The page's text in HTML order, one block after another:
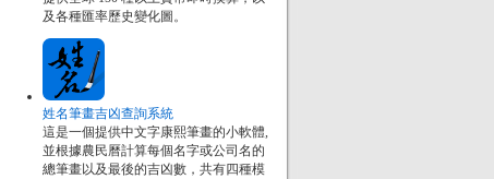
及各種匯率歷史變化圖。
姓名筆畫吉凶查詢系統
這是一個提供中文字康熙筆畫的小軟體,
並根據農民曆計算每個名字或公司名的
總筆畫以及最後的吉凶數，共有四種模